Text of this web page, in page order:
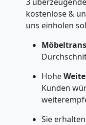
kostenlose &
uns einholen
Hohe
Kunden
Sie